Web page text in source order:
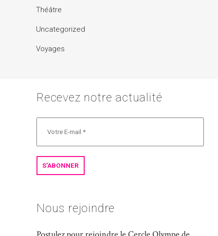
Théâtre
Uncategorized
Voyages
Recevez notre actualité
Nous rejoindre